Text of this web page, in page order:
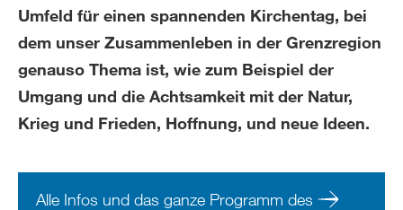
Umfeld für einen spannenden Kirchentag, bei
dem unser Zusammenleben in der Grenzregion
genauso Thema ist, wie zum Beispiel der
Umgang und die Achtsamkeit mit der Natur,
Krieg und Frieden, Hoffnung, und neue Ideen.
Alle Infos und das ganze Programm des